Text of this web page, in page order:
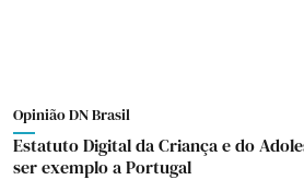
Opinião DN Brasil
Estatuto Digital da Criança e do
ser exemplo a Portugal